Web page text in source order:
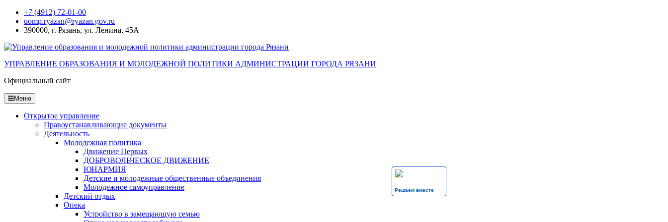
Перейти
содержанию
+7 (4912) 72-01-00
uomp.ryazan@ryazan.gov.ru
390000, г. Рязань, ул. Ленина, 45А
Решаем вместе
УПРАВЛЕНИЕ ОБРАЗОВАНИЯ И МОЛОДЕЖНОЙ ПОЛИТИКИ АДМИНИСТРАЦИИ ГОРОДА РЯЗАНИ
Официальный сайт
Меню
Открытое управление
Правоустанавливающие документы
Деятельность
Молодежная политика
Движение Первых
ДОБРОВОЛЬЧЕСКОЕ ДВИЖЕНИЕ
ЮНАРМИЯ
Детские и молодежные общественные объединения
Молодежное самоуправление
Детский отдых
Опека
Устройство в замещающую семью